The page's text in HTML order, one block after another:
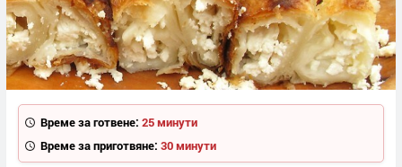
Време за готвене: 25 минути
Време за приготвяне: 30 минути